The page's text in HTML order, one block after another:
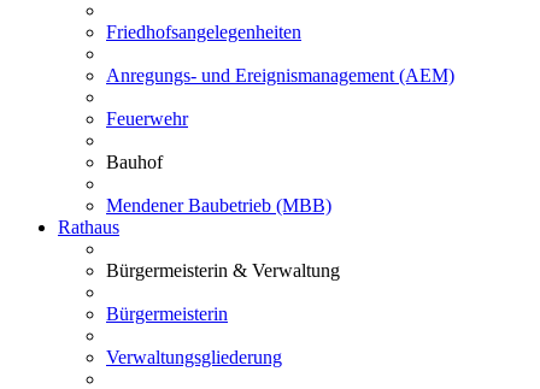
Friedhofsangelegenheiten
Anregungs- und Ereignismanagement (AEM)
Feuerwehr
Bauhof
Mendener Baubetrieb (MBB)
Rathaus
Bürgermeisterin & Verwaltung
Bürgermeisterin
Verwaltungsgliederung